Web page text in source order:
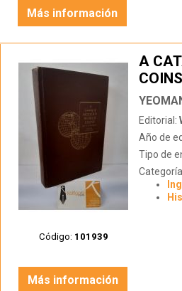
Más información
Código: 101939
A
Editorial:
Año de
Tipo de
Más información